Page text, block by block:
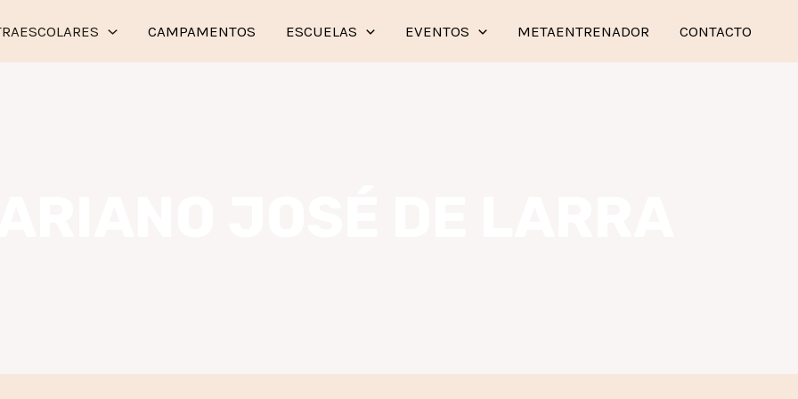
CAMPAMENTOS ESCUELAS EVENTOS METAENTRENADOR CONTACTO